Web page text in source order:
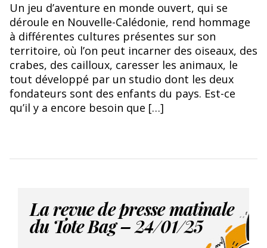
Un jeu d’aventure en monde ouvert, qui se
déroule en Nouvelle-Calédonie, rend hommage
à différentes cultures présentes sur son
territoire, où l’on peut incarner des oiseaux, des
crabes, des cailloux, caresser les animaux, le
tout développé par un studio dont les deux
fondateurs sont des enfants du pays. Est-ce
qu’il y a encore besoin que […]
La revue de presse matinale
du Tote Bag – 24/01/25